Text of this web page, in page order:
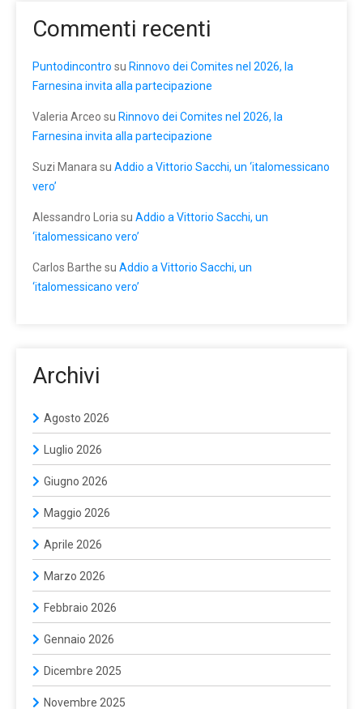
Commenti recenti
Puntodincontro su Rinnovo dei Comites nel 2026, la
Farnesina invita alla partecipazione
Valeria Arceo su Rinnovo dei Comites nel 2026, la
Farnesina invita alla partecipazione
Suzi Manara su Addio a Vittorio Sacchi, un ‘italomessicano
vero’
Alessandro Loria su Addio a Vittorio Sacchi, un
‘italomessicano vero’
Carlos Barthe su Addio a Vittorio Sacchi, un
‘italomessicano vero’
Archivi
Agosto 2026
Luglio 2026
Giugno 2026
Maggio 2026
Aprile 2026
Marzo 2026
Febbraio 2026
Gennaio 2026
Dicembre 2025
Novembre 2025